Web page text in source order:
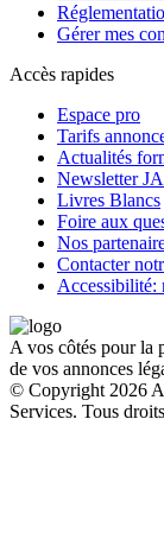
Gérer mes
Accès rapides
Espace pro
Tarifs
Actualités
Newsletter
Livres Blancs
Foire aux
Nos
Contacter
Accessibilité:
A vos côtés pour la
de vos annonces
© Copyright 2026
Services. Tous